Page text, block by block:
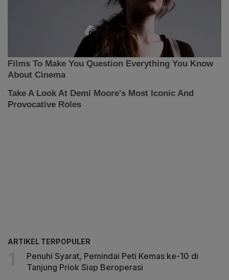
ARTIKEL TERPOPULER
Penuhi Syarat, Pemindai Peti Kemas ke-10 di
Tanjung Priok Siap Beroperasi